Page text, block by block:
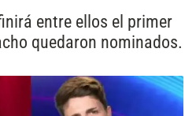
entre ellos el primer
quedaron nominados.